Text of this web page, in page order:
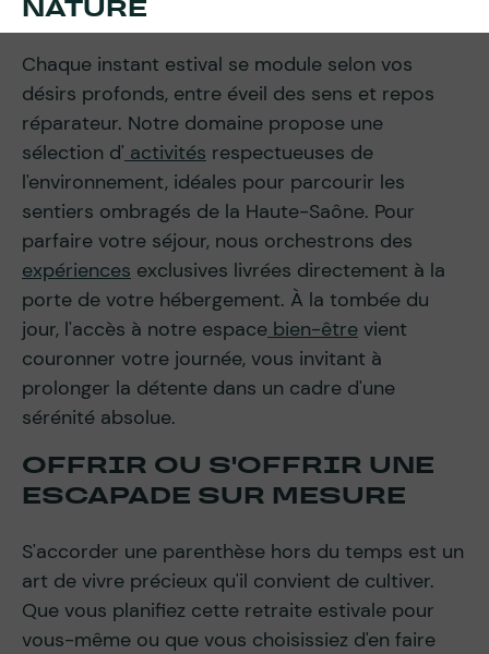
NATURE
Chaque instant estival se module selon vos
désirs profonds, entre éveil des sens et repos
réparateur. Notre domaine propose une
sélection d' activités respectueuses de
l'environnement, idéales pour parcourir les
sentiers ombragés de la Haute-Saône. Pour
parfaire votre séjour, nous orchestrons des
expériences exclusives livrées directement à la
porte de votre hébergement. À la tombée du
jour, l'accès à notre espace bien-être vient
couronner votre journée, vous invitant à
prolonger la détente dans un cadre d'une
sérénité absolue.
OFFRIR OU S'OFFRIR UNE
ESCAPADE SUR MESURE
S'accorder une parenthèse hors du temps est un
art de vivre précieux qu'il convient de cultiver.
Que vous planifiez cette retraite estivale pour
vous-même ou que vous choisissiez d'en faire